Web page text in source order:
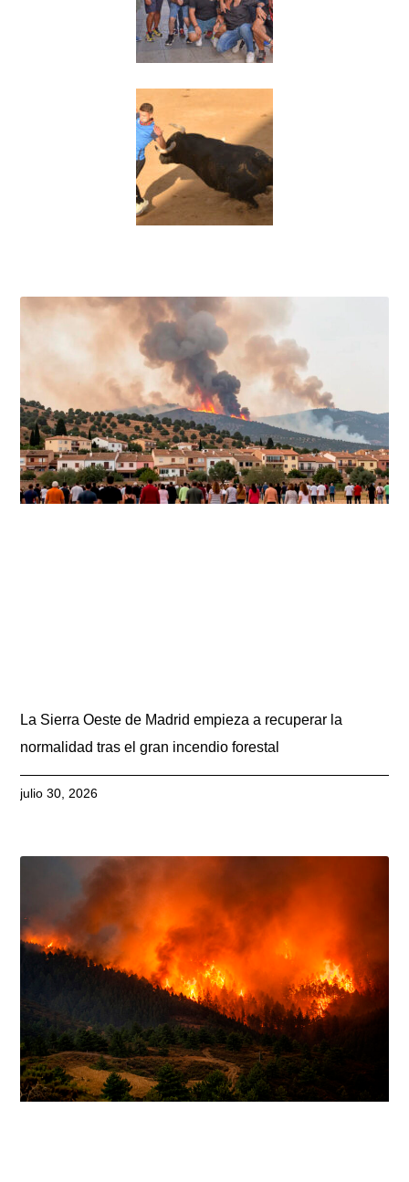
La Sierra Oeste de Madrid empieza a recuperar la
normalidad tras el gran incendio forestal
julio 30, 2026